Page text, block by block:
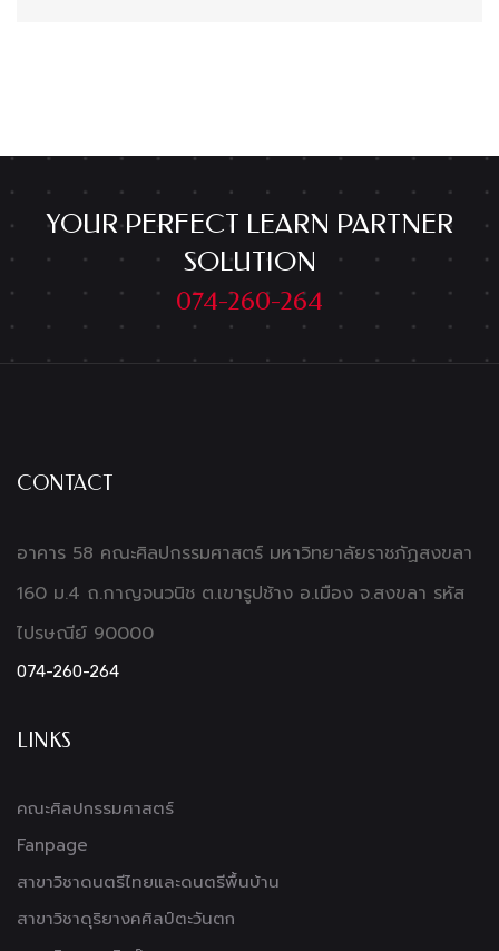
YOUR PERFECT LEARN PARTNER
SOLUTION
074-260-264
CONTACT
อาคาร 58 คณะศิลปกรรมศาสตร์ มหาวิทยาลัยราชภัฏสงขลา
160 ม.4 ถ.กาญจนวนิช ต.เขารูปช้าง อ.เมือง จ.สงขลา รหัส
ไปรษณีย์ 90000
074-260-264
LINKS
คณะศิลปกรรมศาสตร์
Fanpage
สาขาวิชาดนตรีไทยและดนตรีพื้นบ้าน
สาขาวิชาดุริยางคศิลป์ตะวันตก